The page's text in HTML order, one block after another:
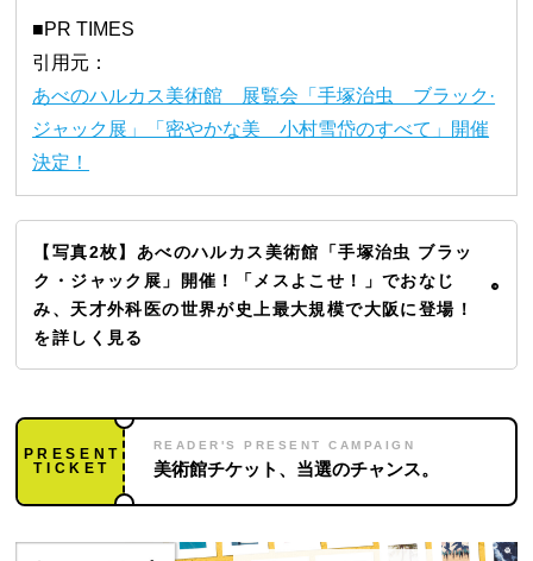
■PR TIMES
引用元：
あべのハルカス美術館 展覧会「手塚治虫 ブラック·
ジャック展」「密やかな美 小村雪岱のすべて」開催
決定！
【写真2枚】あべのハルカス美術館「手塚治虫 ブラッ
ク・ジャック展」開催！「メスよこせ！」でおなじ
み、天才外科医の世界が史上最大規模で大阪に登場！
を詳しく見る
PRESENT
TICKET
READER'S PRESENT CAMPAIGN
美術館チケット、当選のチャンス。